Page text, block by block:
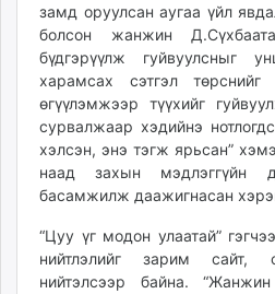
замд оруулсан аугаа үйл
болсон жанжин
бүдгэрүүлж гуйвуулсныг
харамсах сэтгэл
өгүүлэмжээр түүхийг
сурвалжаар хэдийнэ
хэлсэн, энэ тэгж ярьсан”
наад захын мэдлэггүйн
басамжилж даажигнасан
“Цуу үг модон улаатай”
нийтлэлийг зарим сайт,
нийтэлсээр байна.